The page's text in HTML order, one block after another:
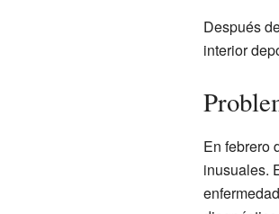
Después
interior
En febrero
inusuales.